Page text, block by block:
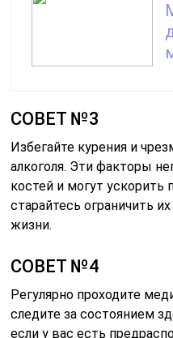
СОВЕТ №3
Избегайте курения и
алкоголя. Эти факторы
костей и могут ускорить
старайтесь ограничить
жизни.
СОВЕТ №4
Регулярно проходите
следите за состоянием
если у вас есть